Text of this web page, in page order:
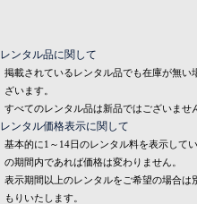
レンタル品に関して
掲載されているレンタル品でも在庫が無い
ざいます。
すべてのレンタル品は新品ではございませ
レンタル価格表示に関して
基本的に1～14日のレンタル料を表示して
の期間内であれば価格は変わりません。
表示期間以上のレンタルをご希望の場合は
もりいたします。